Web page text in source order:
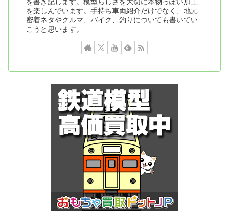
を楽しんでいます。手持ち車両紹介だけでなく、地元
密着ネタやクルマ、バイク、釣りについても書いてい
こうと思います。